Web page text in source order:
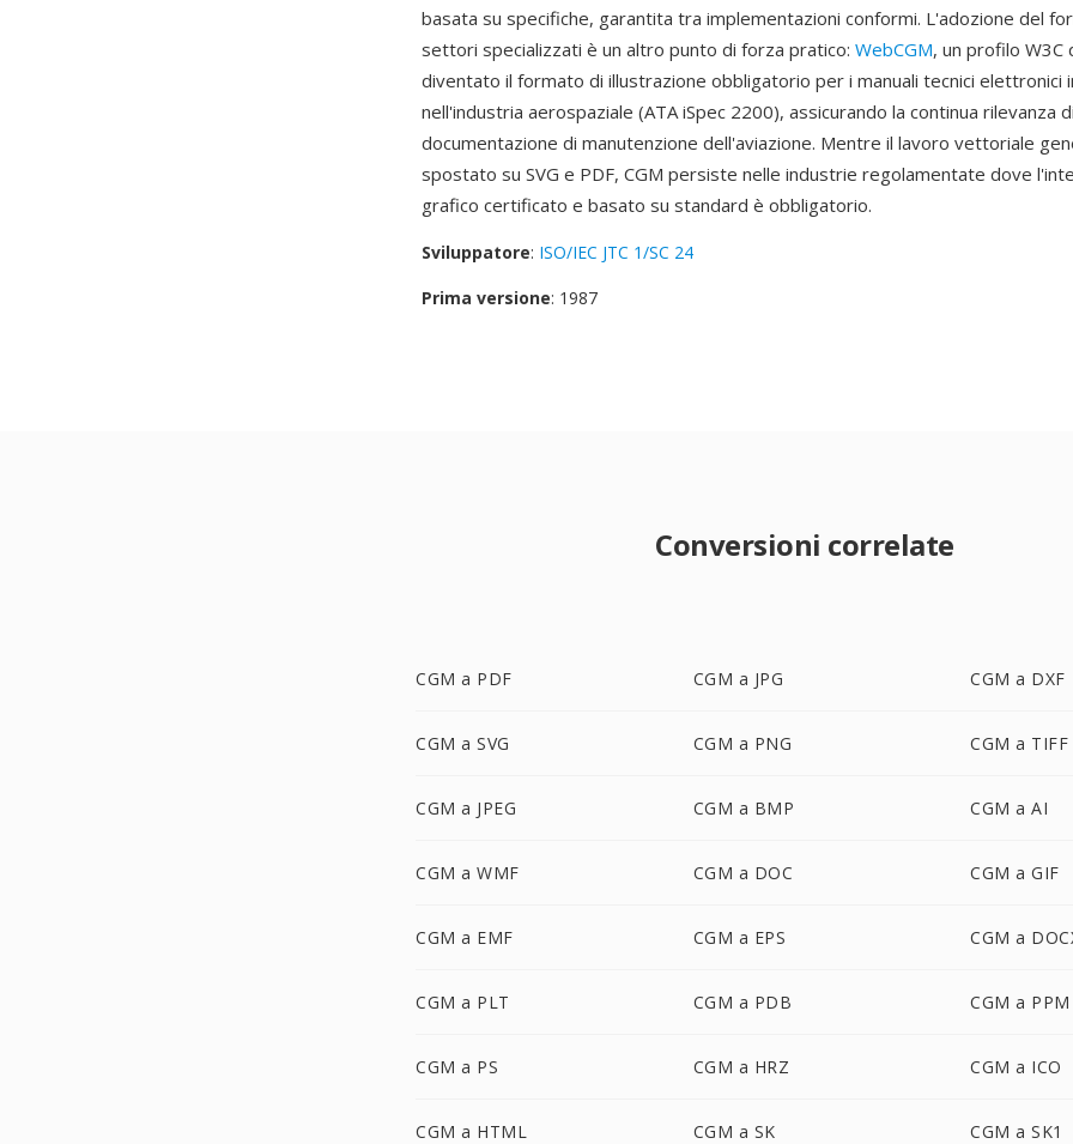
basata su specifiche, garantita tra implementazioni conformi. L'adozione del
settori specializzati è un altro punto di forza pratico: WebCGM, un profilo W3C
diventato il formato di illustrazione obbligatorio per i manuali tecnici elettronici
nell'industria aerospaziale (ATA iSpec 2200), assicurando la continua rilevanza
documentazione di manutenzione dell'aviazione. Mentre il lavoro vettoriale
spostato su SVG e PDF, CGM persiste nelle industrie regolamentate dove
grafico certificato e basato su standard è obbligatorio.
Sviluppatore: ISO/IEC JTC 1/SC 24
Prima versione: 1987
Conversioni correlate
CGM a PDF CGM a JPG CGM a DXF
CGM a SVG CGM a PNG CGM a TIFF
CGM a JPEG CGM a BMP CGM a AI
CGM a WMF CGM a DOC CGM a GIF
CGM a EMF CGM a EPS CGM a
CGM a PLT CGM a PDB CGM a PPM
CGM a PS CGM a HRZ CGM a ICO
CGM a HTML CGM a SK CGM a SK1